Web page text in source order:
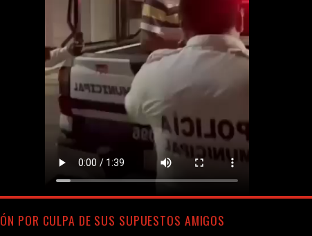
POR CULPA DE SUS SUPUESTOS AMIGOS